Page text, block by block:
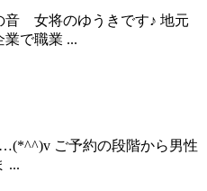
音 女将のゆうきです♪ 地元
で職業 ...
ご予約の段階から男性
...